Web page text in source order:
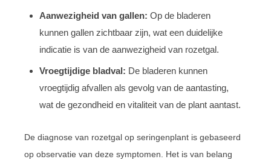
Aanwezigheid van gallen: Op de bladeren
kunnen gallen zichtbaar zijn, wat een duidelijke
indicatie is van de aanwezigheid van rozetgal.
Vroegtijdige bladval: De bladeren kunnen
vroegtijdig afvallen als gevolg van de aantasting,
wat de gezondheid en vitaliteit van de plant aantast.
De diagnose van rozetgal op seringenplant is gebaseerd
op observatie van deze symptomen. Het is van belang